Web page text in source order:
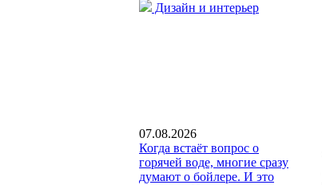
Дизайн и интерьер
07.08.2026
Когда встаёт вопрос о
горячей воде, многие сразу
думают о бойлере. И это